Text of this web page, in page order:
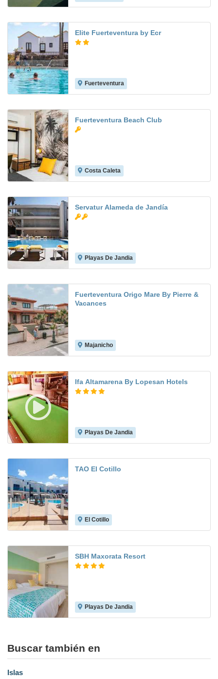
Elite Fuerteventura by Ecr
Fuerteventura
Fuerteventura Beach Club
Costa Caleta
Servatur Alameda de Jandía
Playas De Jandia
Fuerteventura Origo Mare By Pierre &
Vacances
Majanicho
Ifa Altamarena By Lopesan Hotels
Playas De Jandia
TAO El Cotillo
El Cotillo
SBH Maxorata Resort
Playas De Jandia
Buscar también en
Islas